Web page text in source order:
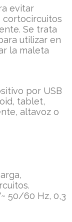
evitar
cortocircuitos
Se trata
utilizar en
la maleta
por USB
tablet,
altavoz o
50/60 Hz, 0,3